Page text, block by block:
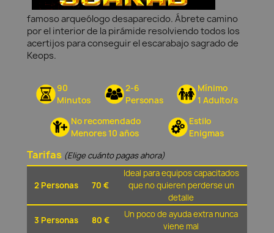
famoso arqueólogo desaparecido. Ábrete camino
por el interior de la pirámide resolviendo todos los
acertijos para conseguir el escarabajo sagrado de
Keops.
90
Minutos
2-6
Personas
Mínimo
1 Adulto/s
No recomendado
Menores 10 años
Estilo
Enigmas
Tarifas (Elige cuánto pagas ahora)
2 Personas 70 €
Ideal para equipos capacitados
que no quieren perderse un
detalle
3 Personas 80 €
Un poco de ayuda extra nunca
viene mal